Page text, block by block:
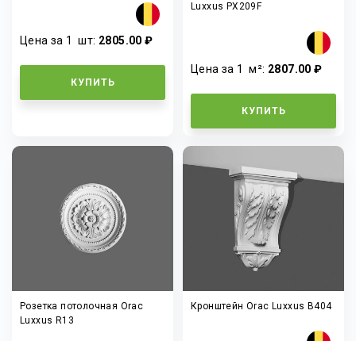
Цена за 1шт: 2805.00 ₽
КУПИТЬ
Luxxus PX209F
Цена за 1м²: 2807.00 ₽
КУПИТЬ
Розетка потолочная Orac
Luxxus R13
Кронштейн Orac Luxxus B404